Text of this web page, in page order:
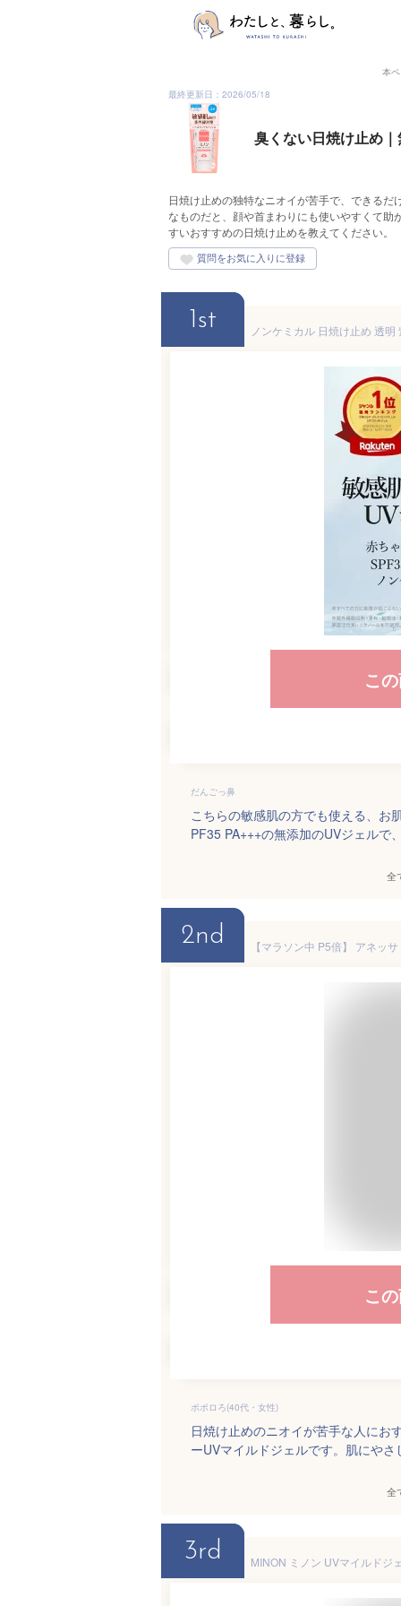
本
最終更新日：2026/05/18
臭くない日焼け止め
日焼け止めの独特なニオイが苦手で、できる
なものだと、顔や首まわりにも使いやすくて
すいおすすめの日焼け止めを教えてください。
1st
こ
だんごっ鼻
こちらの敏感肌の方でも使える、お
PF35 PA+++の無添加のUVジェルで
全
2nd
こ
ポポロろ(40代・女性)
日焼け止めのニオイが苦手な人にお
ーUVマイルドジェルです。肌にや
全
3rd